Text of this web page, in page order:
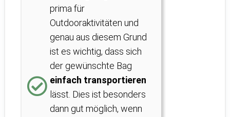
prima für
Outdooraktivitäten und
genau aus diesem Grund
ist es wichtig, dass sich
der gewünschte Bag
einfach transportieren
lässt. Dies ist besonders
dann gut möglich, wenn